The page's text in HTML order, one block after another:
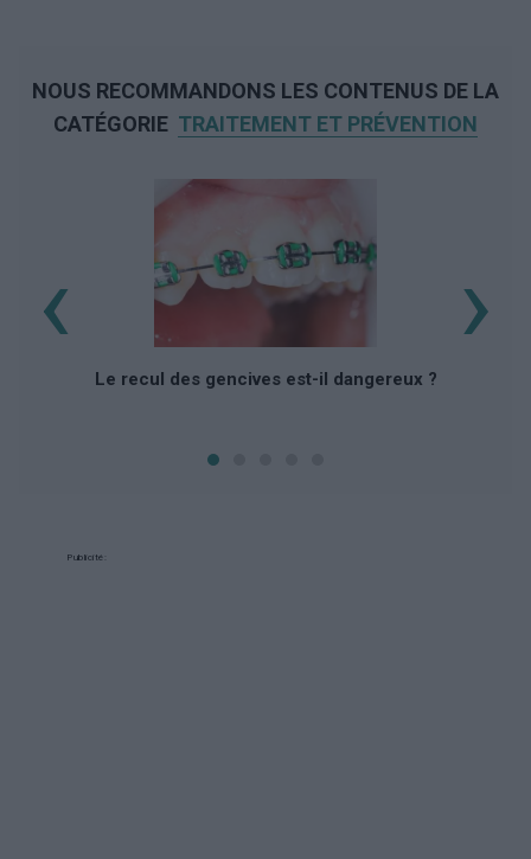
NOUS RECOMMANDONS LES CONTENUS DE LA
CATÉGORIE TRAITEMENT ET PRÉVENTION
Le recul des gencives est-il dangereux ?
‹ ›
Publicité: